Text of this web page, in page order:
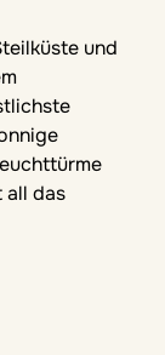
und
all das